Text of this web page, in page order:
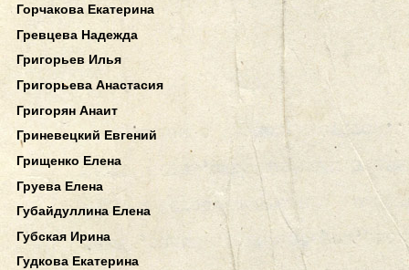
Горчакова Екатерина
Гревцева Надежда
Григорьев Илья
Григорьева Анастасия
Григорян Анаит
Гриневецкий Евгений
Грищенко Елена
Груева Елена
Губайдуллина Елена
Губская Ирина
Гудкова Екатерина